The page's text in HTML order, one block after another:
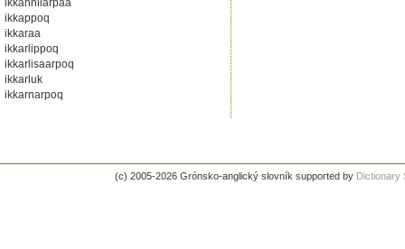
ikkanniiarpaa
ikkappoq
ikkaraa
ikkarlippoq
ikkarlisaarpoq
ikkarluk
ikkarnarpoq
(c) 2005-2026 Grónsko-anglický slovník supported by Dictionary